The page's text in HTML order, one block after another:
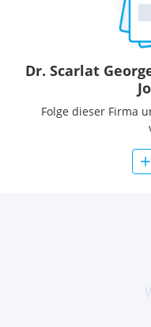
Dr. Scarlat
Folge dieser Firma